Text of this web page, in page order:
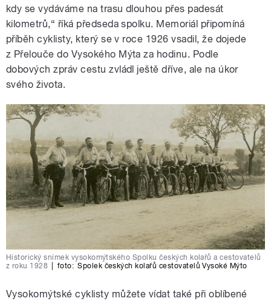
kdy se vydáváme na trasu dlouhou přes padesát
kilometrů,“ říká předseda spolku. Memoriál připomíná
příběh cyklisty, který se v roce 1926 vsadil, že dojede
z Přelouče do Vysokého Mýta za hodinu. Podle
dobových zpráv cestu zvládl ještě dříve, ale na úkor
svého života.
Historický snímek vysokomýtského Spolku českých kolařů a cestovatelů
z roku 1928
foto: Spolek českých kolařů cestovatelů Vysoké Mýto
Vysokomýtské cyklisty můžete vídat také při oblíbené